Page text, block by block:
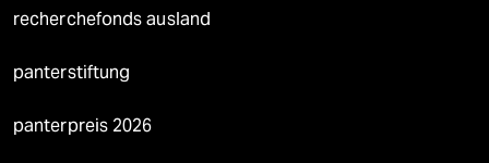
recherchefonds ausland
panterstiftung
panterpreis 2026